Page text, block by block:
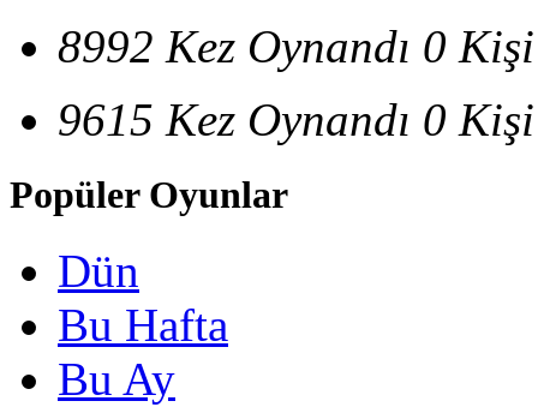
8992 Kez Oynandı 0
9615 Kez Oynandı 0
Popüler Oyunlar
Dün
Bu Hafta
Bu Ay